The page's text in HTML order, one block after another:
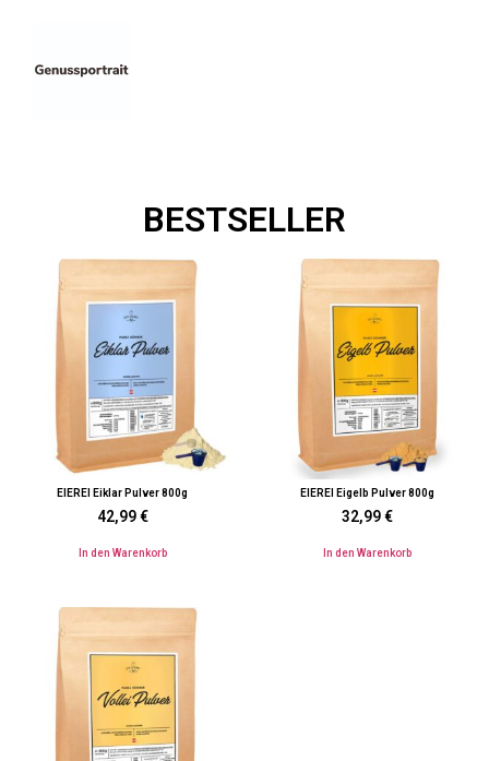
BESTSELLER
EIEREI Eiklar Pulver 800g
42,99€
In den Warenkorb
EIEREI Eigelb Pulver 800g
32,99€
In den Warenkorb